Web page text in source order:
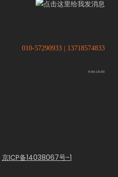
010-57290933 | 13718574833
9:00-18:00
京ICP备14038067号-1